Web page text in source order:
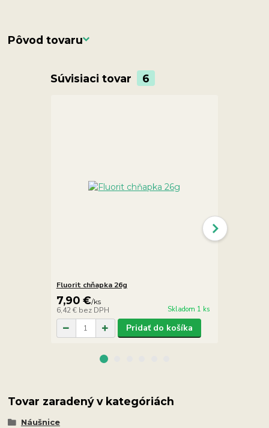
Pôvod tovaru
Súvisiaci tovar 6
Fluorit chňapka 26g
7,90 €/ks
6,42 € bez DPH Skladom 1 ks
Pridať do košíka
Tovar zaradený v kategóriách
Náušnice